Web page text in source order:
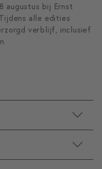
augustus bij Ernst
alle edities
verblijf, inclusief
in het teken van
Fair
drie exclusieve